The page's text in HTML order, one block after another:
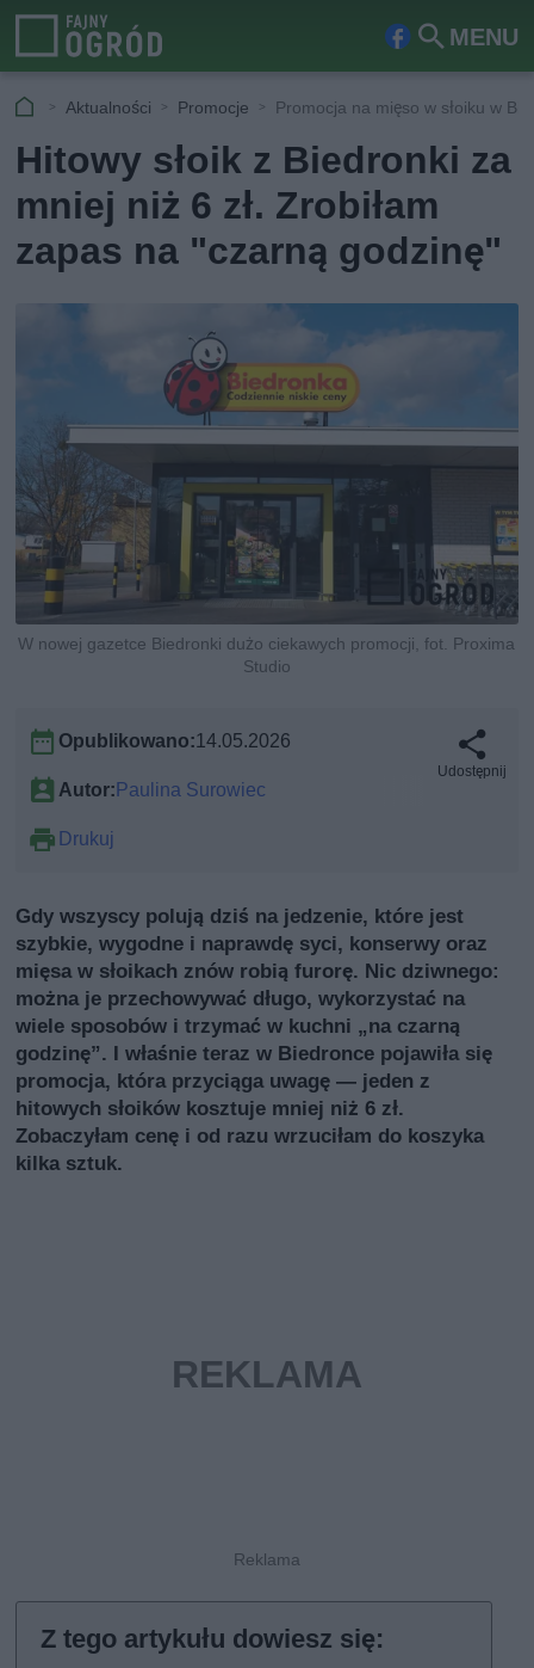
MENU
Fa
ook
Szu
Aktualności Promocje Promocja na mięso w słoiku w
Hitowy słoik z Biedronki za
mniej niż 6 zł. Zrobiłam
zapas na "czarną godzinę"
W nowej gazetce Biedronki dużo ciekawych promocji, fot. Proxima
Studio
Opublikowano:14.05.2026
Autor:Paulina Surowiec
Drukuj
Udostępnij
Gdy wszyscy polują dziś na jedzenie, które jest
szybkie, wygodne i naprawdę syci, konserwy oraz
mięsa w słoikach znów robią furorę. Nic dziwnego:
można je przechowywać długo, wykorzystać na
wiele sposobów i trzymać w kuchni „na czarną
godzinę”. I właśnie teraz w Biedronce pojawiła się
promocja, która przyciąga uwagę — jeden z
hitowych słoików kosztuje mniej niż 6 zł.
Zobaczyłam cenę i od razu wrzuciłam do koszyka
kilka sztuk.